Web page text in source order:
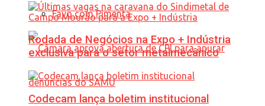
Favo com Pimenta
Rodada de Negócios na Expo + Indústria
exclusiva para o setor metalmecânico
Codecam lança boletim institucional